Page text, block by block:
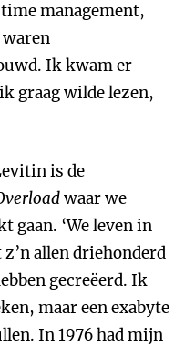
management,
waren
Ik kwam er
graag wilde lezen,
is de
waar we
gaan. ‘We leven in
allen driehonderd
gecreëerd. Ik
maar een exabyte
In 1976 had mijn